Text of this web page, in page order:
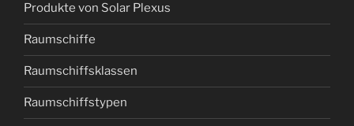
Produkte von Solar Plexus
Raumschiffe
Raumschiffsklassen
Raumschiffstypen